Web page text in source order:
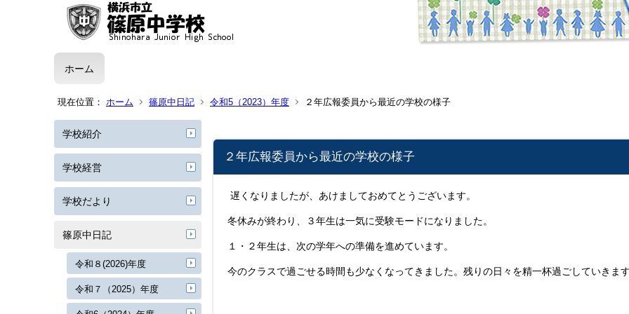
ホーム
現在位置： ホーム 篠原中日記 令和5（2023）年度 ２年広報委員から最近の学校の様子
学校紹介
学校経営
学校だより
篠原中日記
令和８(2026)年度
令和７（2025）年度
２年広報委員から最近の学校の様子
遅くなりましたが、あけましておめてとうございます。
冬休みが終わり、３年生は一気に受験モードになりました。
１・２年生は、次の学年への準備を進めています。
今のクラスで過ごせる時間も少なくなってきました。残りの日々を精一杯過ごしていきま